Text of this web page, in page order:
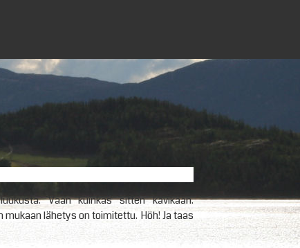
Vaan kuinkas sitten kävikään.
lähetys on toimitettu. Höh! Ja taas